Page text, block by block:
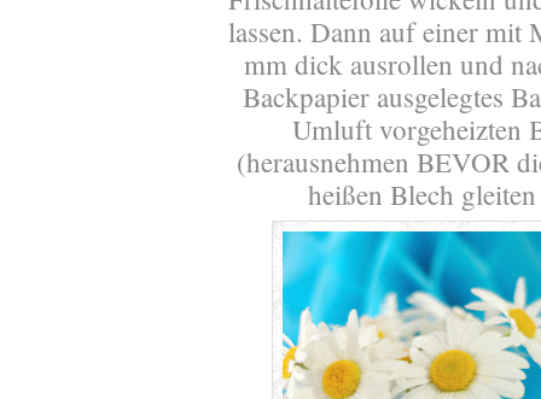
lassen. Dann auf einer mit
mm dick ausrollen und
Backpapier ausgelegtes
Umluft vorgeheizten
(herausnehmen BEVOR
heißen Blech